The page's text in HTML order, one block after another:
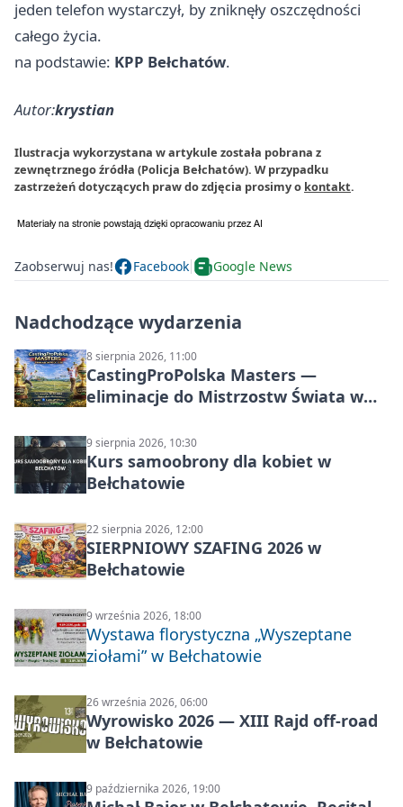
jeden telefon wystarczył, by zniknęły oszczędności
całego życia.
na podstawie: KPP Bełchatów.
Autor:krystian
Ilustracja wykorzystana w artykule została pobrana z
zewnętrznego źródła (Policja Bełchatów). W przypadku
zastrzeżeń dotyczących praw do zdjęcia prosimy o kontakt.
Zaobserwuj nas! Facebook Google News
Nadchodzące wydarzenia
8 sierpnia 2026, 11:00
CastingProPolska Masters —
eliminacje do Mistrzostw Świata w
9 sierpnia 2026, 10:30
Kurs samoobrony dla kobiet w
Bełchatowie
22 sierpnia 2026, 12:00
SIERPNIOWY SZAFING 2026 w
Bełchatowie
9 września 2026, 18:00
Wystawa florystyczna „Wyszeptane
ziołami” w Bełchatowie
26 września 2026, 06:00
Wyrowisko 2026 — XIII Rajd off‑road
w Bełchatowie
9 października 2026, 19:00